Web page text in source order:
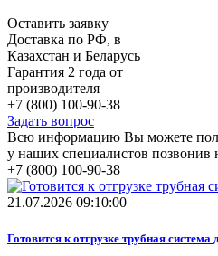
Оставить заявку
Доставка по РФ, в
Казахстан и Беларусь
Гарантия 2 года от
производителя
+7 (800) 100-90-38
Задать вопрос
Всю информацию Вы можете
у наших специалистов позвонив
+7 (800) 100-90-38
21.07.2026 09:10:00
Готовится к отгрузке трубная